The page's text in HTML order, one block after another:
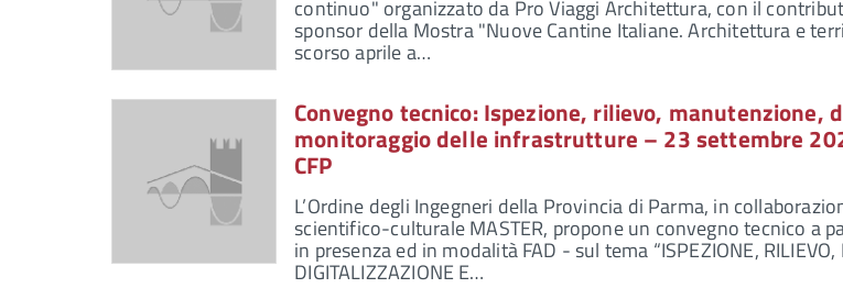
continuo" organizzato da Pro Viaggi Architettura, con il
sponsor della Mostra "Nuove Cantine Italiane. Architettura e
scorso aprile a…
Convegno tecnico: Ispezione, rilievo, manutenzione,
monitoraggio delle infrastrutture – 23 settembre
CFP
L’Ordine degli Ingegneri della Provincia di Parma, in
scientifico-culturale MASTER, propone un convegno tecnico a
in presenza ed in modalità FAD - sul tema “ISPEZIONE, RILIEVO,
DIGITALIZZAZIONE E…